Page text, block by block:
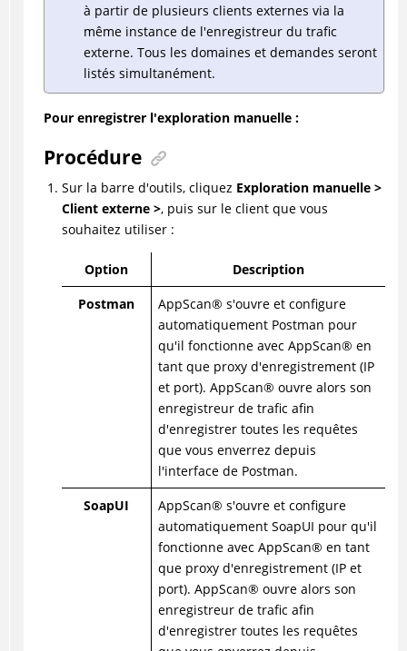
à partir de plusieurs clients externes via la
même instance de l'enregistreur du trafic
externe. Tous les domaines et demandes seront
listés simultanément.
Pour enregistrer l'exploration manuelle :
Procédure
Sur la barre d'outils, cliquez Exploration manuelle >
Client externe >, puis sur le client que vous
souhaitez utiliser :
Option
Description
Postman
AppScan® s'ouvre et configure
automatiquement Postman pour
qu'il fonctionne avec AppScan® en
tant que proxy d'enregistrement (IP
et port). AppScan® ouvre alors son
enregistreur de trafic afin
d'enregistrer toutes les requêtes
que vous enverrez depuis
l'interface de Postman.
SoapUI
AppScan® s'ouvre et configure
automatiquement SoapUI pour qu'il
fonctionne avec AppScan® en tant
que proxy d'enregistrement (IP et
port). AppScan® ouvre alors son
enregistreur de trafic afin
d'enregistrer toutes les requêtes